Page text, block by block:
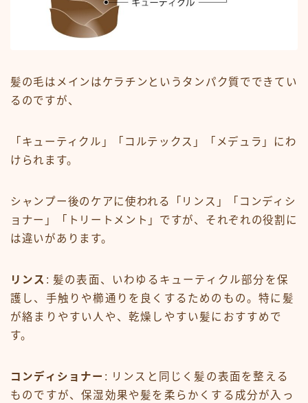
髪の毛はメインはケラチンというタンパク質でできてい
るのですが、
「キューティクル」「コルテックス」「メデュラ」にわ
けられます。
シャンプー後のケアに使われる「リンス」「コンディシ
ョナー」「トリートメント」ですが、それぞれの役割に
は違いがあります。
リンス : 髪の表面、いわゆるキューティクル部分を保
護し、手触りや櫛通りを良くするためのもの。特に髪
が絡まりやすい人や、乾燥しやすい髪におすすめで
す。
コンディショナー : リンスと同じく髪の表面を整える
ものですが、保湿効果や髪を柔らかくする成分が入っ